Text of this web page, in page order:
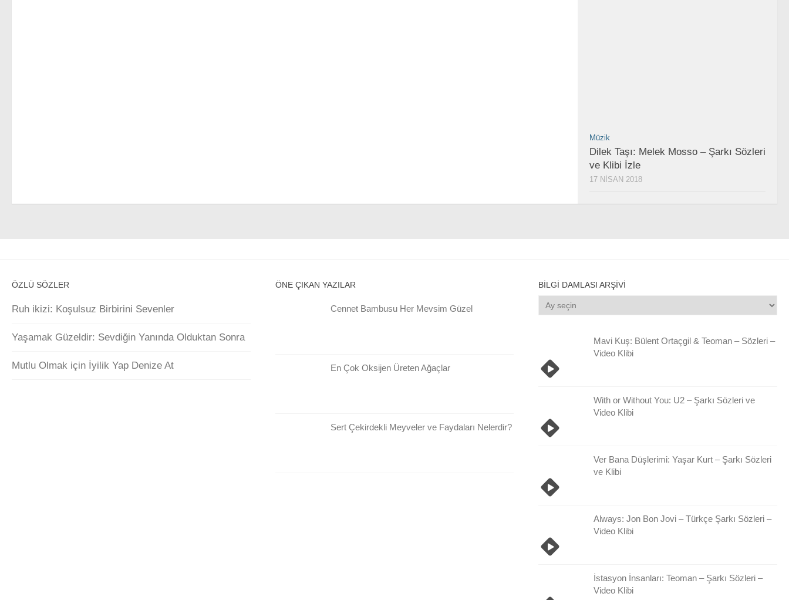
Müzik
Dilek Taşı: Melek Mosso – Şarkı Sözleri
ve Klibi İzle
17 NISAN 2018
ÖZLÜ SÖZLER
Ruh ikizi: Koşulsuz Birbirini Sevenler
Yaşamak Güzeldir: Sevdiğin Yanında Olduktan Sonra
Mutlu Olmak için İyilik Yap Denize At
ÖNE ÇIKAN YAZILAR
Cennet Bambusu Her Mevsim Güzel
En Çok Oksijen Üreten Ağaçlar
Sert Çekirdekli Meyveler ve Faydaları Nelerdir?
BILGI DAMLASI ARŞIVI
Bilgi
Damlası
Mavi Kuş: Bülent Ortaçgil & Teoman – Sözleri –
Video Klibi
With or Without You: U2 – Şarkı Sözleri ve
Video Klibi
Ver Bana Düşlerimi: Yaşar Kurt – Şarkı Sözleri
ve Klibi
Always: Jon Bon Jovi – Türkçe Şarkı Sözleri –
Video Klibi
İstasyon İnsanları: Teoman – Şarkı Sözleri –
Video Klibi